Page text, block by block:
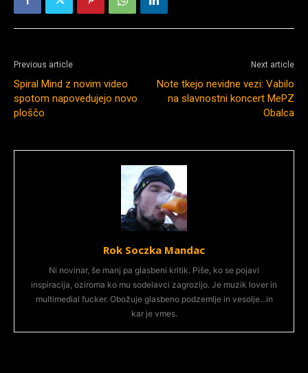
Previous article
Spiral Mind z novim video
spotom napovedujejo novo
ploščo
Next article
Note tkejo nevidne vezi: Vabilo
na slavnostni koncert MePZ
Obalca
Rok Soczka Mandac
Ni novinar, še manj pa glasbeni kritik. Piše, ko se pojavi
inspiracija, oziroma ko mu sodelavci zagrozijo. Je muzik lover in
multimedial fucker. Obožuje glasbeno podzemlje in vesolje...in
kar je vmes.